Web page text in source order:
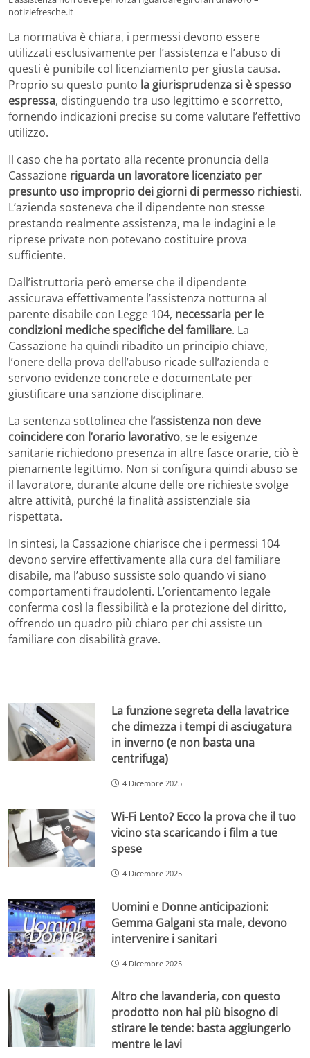
notiziefresche.it
La normativa è chiara, i permessi devono essere
utilizzati esclusivamente per l’assistenza e l’abuso di
questi è punibile col licenziamento per giusta causa.
Proprio su questo punto la giurisprudenza si è spesso
espressa, distinguendo tra uso legittimo e scorretto,
fornendo indicazioni precise su come valutare l’effettivo
utilizzo.
Il caso che ha portato alla recente pronuncia della
Cassazione riguarda un lavoratore licenziato per
presunto uso improprio dei giorni di permesso richiesti.
L’azienda sosteneva che il dipendente non stesse
prestando realmente assistenza, ma le indagini e le
riprese private non potevano costituire prova
sufficiente.
Dall’istruttoria però emerse che il dipendente
assicurava effettivamente l’assistenza notturna al
parente disabile con Legge 104, necessaria per le
condizioni mediche specifiche del familiare. La
Cassazione ha quindi ribadito un principio chiave,
l’onere della prova dell’abuso ricade sull’azienda e
servono evidenze concrete e documentate per
giustificare una sanzione disciplinare.
La sentenza sottolinea che l’assistenza non deve
coincidere con l’orario lavorativo, se le esigenze
sanitarie richiedono presenza in altre fasce orarie, ciò è
pienamente legittimo. Non si configura quindi abuso se
il lavoratore, durante alcune delle ore richieste svolge
altre attività, purché la finalità assistenziale sia
rispettata.
In sintesi, la Cassazione chiarisce che i permessi 104
devono servire effettivamente alla cura del familiare
disabile, ma l’abuso sussiste solo quando vi siano
comportamenti fraudolenti. L’orientamento legale
conferma così la flessibilità e la protezione del diritto,
offrendo un quadro più chiaro per chi assiste un
familiare con disabilità grave.
La funzione segreta della lavatrice
che dimezza i tempi di asciugatura
in inverno (e non basta una
centrifuga)
4 Dicembre 2025
Wi-Fi Lento? Ecco la prova che il tuo
vicino sta scaricando i film a tue
spese
4 Dicembre 2025
Uomini e Donne anticipazioni:
Gemma Galgani sta male, devono
intervenire i sanitari
4 Dicembre 2025
Altro che lavanderia, con questo
prodotto non hai più bisogno di
stirare le tende: basta aggiungerlo
mentre le lavi